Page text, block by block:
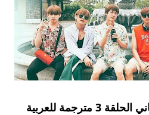
مترجمة للعربية